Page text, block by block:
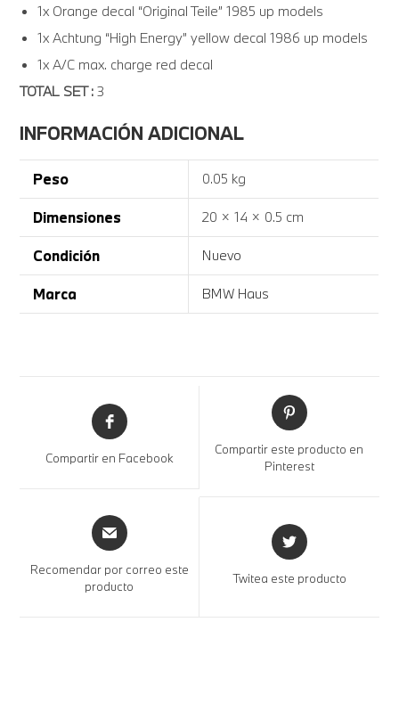
1x Orange decal “Original Teile” 1985 up models
1x Achtung “High Energy” yellow decal 1986 up models
1x A/C max. charge red decal
TOTAL SET : 3
INFORMACIÓN ADICIONAL
Peso 0.05 kg
Dimensiones 20 × 14 × 0.5 cm
Condición Nuevo
Marca BMW Haus
Compartir en Facebook
Compartir este producto en
Pinterest
Recomendar por correo este
producto
Twitea este producto